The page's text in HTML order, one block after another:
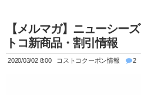
【メルマガ】ニューシー
トコ新商品・割引情報
2020/03/02 8:00 コストコクーポン情報 2